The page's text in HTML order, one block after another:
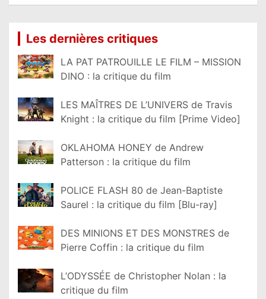
Les dernières critiques
LA PAT PATROUILLE LE FILM – MISSION
DINO : la critique du film
LES MAÎTRES DE L’UNIVERS de Travis
Knight : la critique du film [Prime Video]
OKLAHOMA HONEY de Andrew
Patterson : la critique du film
POLICE FLASH 80 de Jean-Baptiste
Saurel : la critique du film [Blu-ray]
DES MINIONS ET DES MONSTRES de
Pierre Coffin : la critique du film
L’ODYSSÉE de Christopher Nolan : la
critique du film